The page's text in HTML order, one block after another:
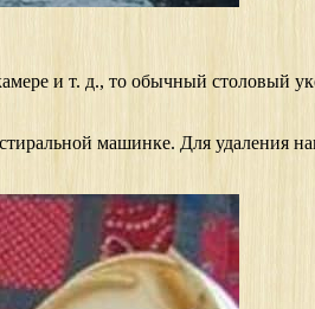
и т. д., то обычный столовый
машинке. Для удаления